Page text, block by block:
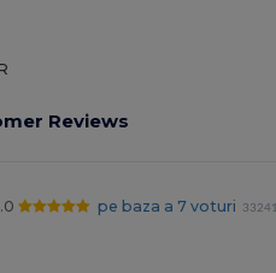
Reviews
pe baza a 7 voturi